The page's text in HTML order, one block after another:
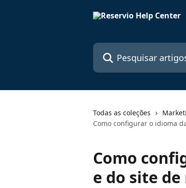
Pesquisar artigos...
Todas as coleções
Como configurar o idioma
Como
e do site